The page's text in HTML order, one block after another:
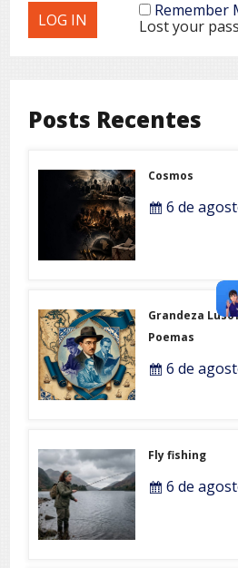
Remember
Lost your
Posts Recentes
Cosmos
6 de
Grandeza
Poemas
6 de
Fly fishing
6 de